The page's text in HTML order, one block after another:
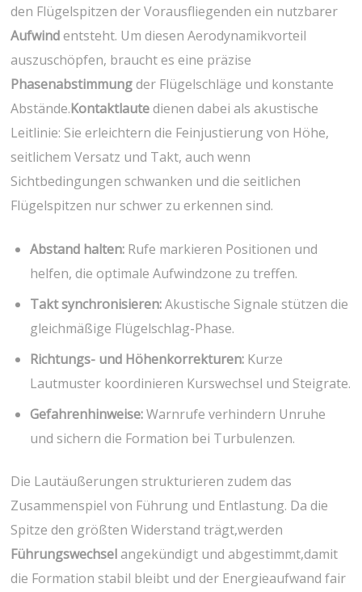
den Flügelspitzen der Vorausfliegenden ein nutzbarer
Aufwindentsteht. Um diesen Aerodynamikvorteil
auszuschöpfen, ⁤braucht es eine präzise
Phasenabstimmungder Flügelschläge und konstante ​
Abstände.Kontaktlautedienen dabei als akustische
Leitlinie: Sie erleichtern die Feinjustierung von Höhe,
seitlichem Versatz ‍und‍ Takt, auch⁤ wenn
Sichtbedingungen‍ schwanken und‌ die seitlichen‌
Flügelspitzen⁤ nur schwer zu erkennen sind.
Abstand ⁢halten: Rufe markieren ⁤Positionen und
⁤helfen, die⁣ optimale ‍Aufwindzone ‌zu treffen.
Takt synchronisieren:Akustische Signale stützen die
gleichmäßige Flügelschlag-Phase.
Richtungs- und ⁢Höhenkorrekturen: Kurze ​
Lautmuster‍ koordinieren Kurswechsel und Steigrate.
Gefahrenhinweise:Warnrufe⁢ verhindern Unruhe
und sichern die Formation bei Turbulenzen.
Die Lautäußerungen strukturieren zudem ​das
Zusammenspiel von Führung und Entlastung. Da die
Spitze den größten Widerstand trägt,werden
Führungswechselangekündigt und abgestimmt,damit
die Formation stabil bleibt und ⁢der Energieaufwand fair